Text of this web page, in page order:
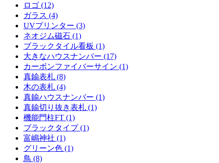
ロゴ (12)
ガラス (4)
UVプリンター (3)
ネオジム磁石 (1)
ブラックタイル看板 (1)
大きなハウスナンバー (17)
カーボンファイバーサイン (1)
真鍮表札 (8)
木の表札 (4)
真鍮ハウスナンバー (1)
真鍮切り抜き表札 (1)
機能門柱FT (1)
ブラックタイプ (1)
富嶋神社 (1)
グリーン色 (1)
鳥 (8)